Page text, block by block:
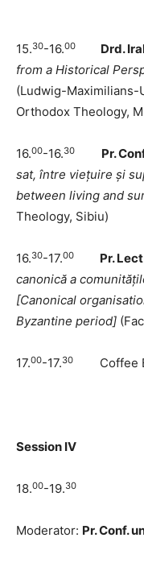
15.30-16.00 Drd.
from a Historical
(Ludwig-
Orthodox Theology,
16.00-16.30 Pr.
sat, între viețuire și
between living and
Theology, Sibiu)
16.30-17.00 Pr.
canonică a
[Canonical
Byzantine period]
17.00-17.30 Coffee
Session IV
18.00-19.30
Moderator: Pr. Conf.